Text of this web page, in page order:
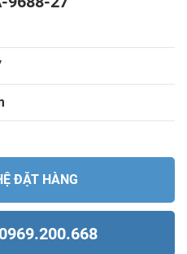
ĐẶT HÀNG
0969.200.668